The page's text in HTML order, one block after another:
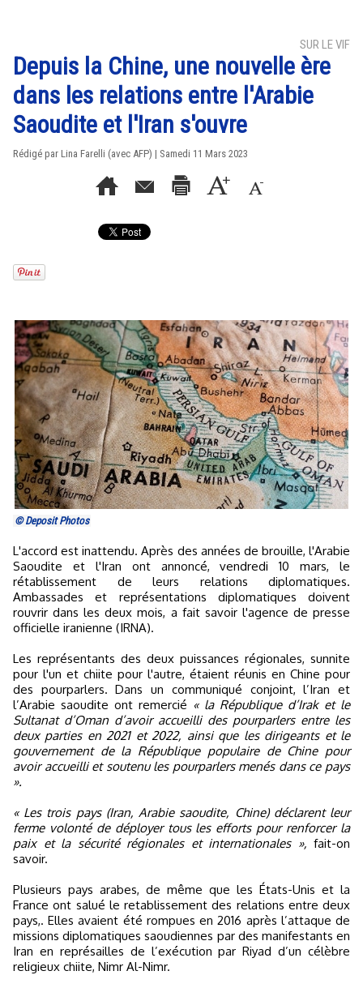
SUR LE VIF
Depuis la Chine, une nouvelle ère
dans les relations entre l'Arabie
Saoudite et l'Iran s'ouvre
Rédigé par Lina Farelli (avec AFP) | Samedi 11 Mars 2023
© Deposit Photos
L'accord est inattendu. Après des années de brouille, l'Arabie
Saoudite et l'Iran ont annoncé, vendredi 10 mars, le
rétablissement de leurs relations diplomatiques.
Ambassades et représentations diplomatiques doivent
rouvrir dans les deux mois, a fait savoir l'agence de presse
officielle iranienne (IRNA).
Les représentants des deux puissances régionales, sunnite
pour l'un et chiite pour l'autre, étaient réunis en Chine pour
des pourparlers. Dans un communiqué conjoint, l’Iran et
l’Arabie saoudite ont remercié « la République d’Irak et le
Sultanat d’Oman d’avoir accueilli des pourparlers entre les
deux parties en 2021 et 2022, ainsi que les dirigeants et le
gouvernement de la République populaire de Chine pour
avoir accueilli et soutenu les pourparlers menés dans ce pays
».
« Les trois pays (Iran, Arabie saoudite, Chine) déclarent leur
ferme volonté de déployer tous les efforts pour renforcer la
paix et la sécurité régionales et internationales », fait-on
savoir.
Plusieurs pays arabes, de même que les États-Unis et la
France ont salué le retablissement des relations entre deux
pays,. Elles avaient été rompues en 2016 après l’attaque de
missions diplomatiques saoudiennes par des manifestants en
Iran en représailles de l’exécution par Riyad d’un célèbre
religieux chiite, Nimr Al-Nimr.